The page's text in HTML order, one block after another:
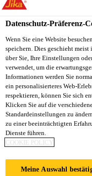
Innovationen
Datenschutz-Präferenz-
Wenn Sie eine Website
speichern. Dies geschieht
über Sie, Ihre Einstellungen
verwendet, um die
Informationen werden Sie
ein personalisierteres Web-
respektieren, können Sie sich
Klicken Sie auf die
Standardeinstellungen zu
zu einer beeinträchtigten
Dienste führen.
COOKIE POLICY
Meine Auswahl